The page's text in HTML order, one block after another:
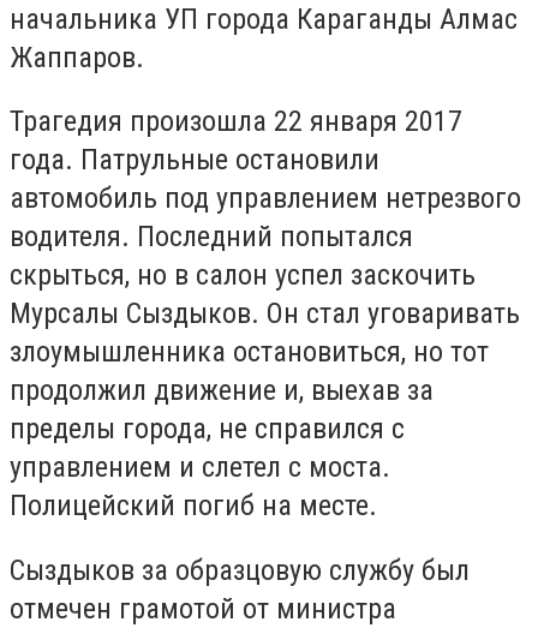
начальника УП города Караганды Алмас
Жаппаров.
Трагедия произошла 22 января 2017
года. Патрульные остановили
автомобиль под управлением нетрезвого
водителя. Последний попытался
скрыться, но в салон успел заскочить
Мурсалы Сыздыков. Он стал уговаривать
злоумышленника остановиться, но тот
продолжил движение и, выехав за
пределы города, не справился с
управлением и слетел с моста.
Полицейский погиб на месте.
Сыздыков за образцовую службу был
отмечен грамотой от министра